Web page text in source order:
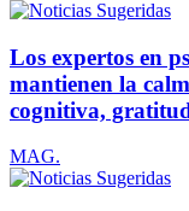
Los expertos en
mantienen la
cognitiva,
MAG.